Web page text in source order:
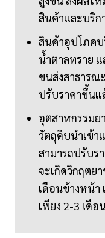
สินค้าและบริก
สินค้าอุปโภค
น้ำตาลทราย
ขนส่งสาธารณ
ปรับราคาขึ้น
อุตสาหกรรม
วัตถุดิบนำเข้า
สามารถปรับร
จะเกิดวิกฤตย
เดือนข้างหน้า
เพียง 2-3 เดือ